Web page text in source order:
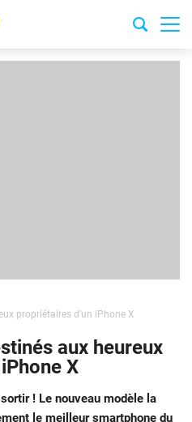
propriétaires d’un iPhone X
aux heureux
X
! Le nouveau modèle la
le meilleur smartphone du